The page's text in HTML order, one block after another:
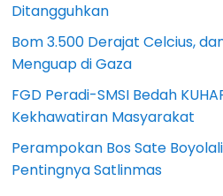
Ditangguhkan
Bom 3.500 Derajat Celcius,
Menguap di Gaza
FGD Peradi-SMSI Bedah
Kekhawatiran Masyarakat
Perampokan Bos Sate
Pentingnya Satlinmas